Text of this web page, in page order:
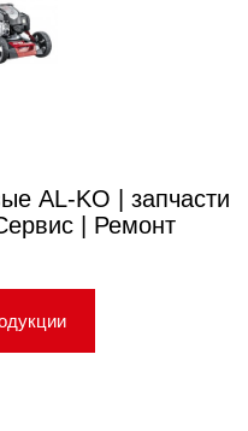
AL-KO | запчасти
| Ремонт